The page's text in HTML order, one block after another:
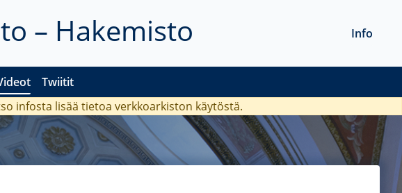
– Hakemisto
Twiitit
Info
infosta lisää tietoa verkkoarkiston käytöstä.